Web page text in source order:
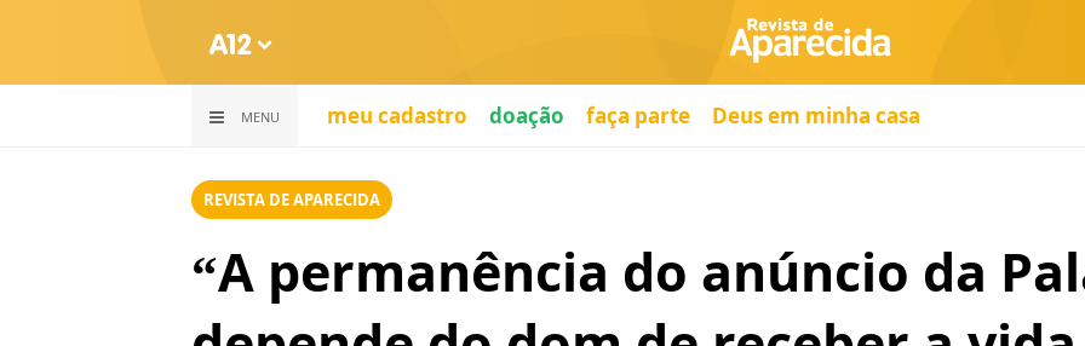
MENU meu cadastro doação faça parte Deus em minha casa
REVISTA DE APARECIDA
“A permanência do anúncio da